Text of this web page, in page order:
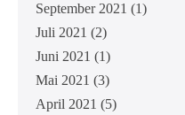
September 2021 (1)
Juli 2021 (2)
Juni 2021 (1)
Mai 2021 (3)
April 2021 (5)